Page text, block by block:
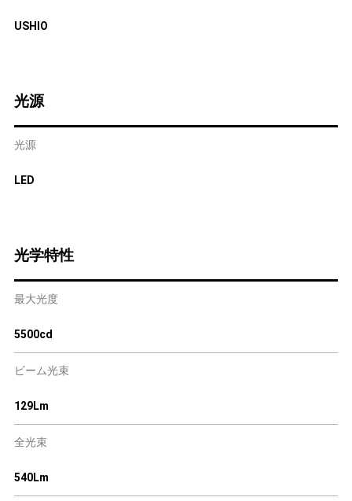
USHIO
光源
光源
LED
光学特性
最大光度
5500cd
ビーム光束
129Lm
全光束
540Lm